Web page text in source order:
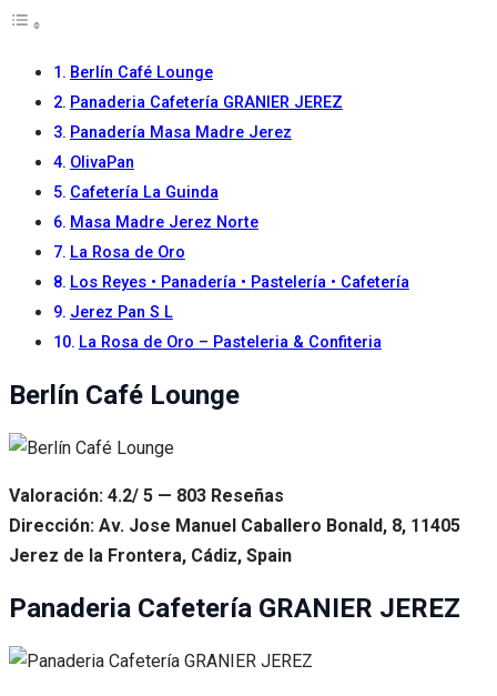
Berlín Café Lounge
Panaderia Cafetería GRANIER JEREZ
Panadería Masa Madre Jerez
OlivaPan
Cafetería La Guinda
Masa Madre Jerez Norte
La Rosa de Oro
Los Reyes • Panadería • Pastelería • Cafetería
Jerez Pan S L
La Rosa de Oro – Pasteleria & Confiteria
Berlín Café Lounge
Valoración: 4.2/ 5 — 803 Reseñas
Dirección: Av. Jose Manuel Caballero Bonald, 8, 11405
Jerez de la Frontera, Cádiz, Spain
Panaderia Cafetería GRANIER JEREZ